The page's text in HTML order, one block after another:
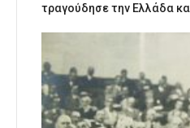
τραγούδησε την Ελλάδα